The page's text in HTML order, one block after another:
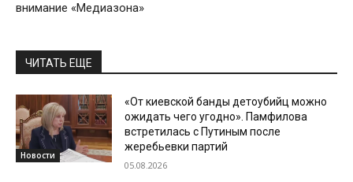
внимание «Медиазона»
ЧИТАТЬ ЕЩЕ
Новости
«От киевской банды детоубийц можно
ожидать чего угодно». Памфилова
встретилась с Путиным после
жеребьевки партий
05.08.2026